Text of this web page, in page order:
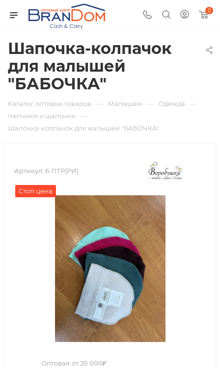
0
Шапочка-колпачок
для малышей
"БАБОЧКА"
Каталог оптовых товаров — Малышам — Одежда —
Чепчики и шапочки —
Шапочка-колпачок для малышей "БАБОЧКА"
Артикул: 6-11ТР(РИ)
Стоп цена
Оптовая от 20 000₽